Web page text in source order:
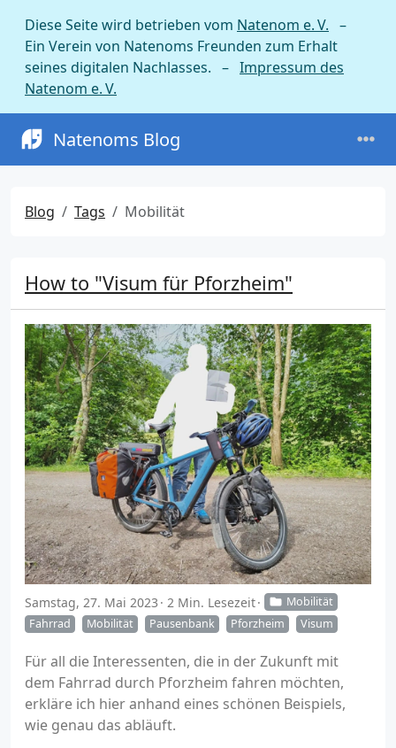
Diese Seite wird betrieben vom Natenom e. V. –
Ein Verein von Natenoms Freunden zum Erhalt
seines digitalen Nachlasses. – Impressum des
Natenom e. V.
Natenoms Blog
Blog Tags Mobilität
How to "Visum für Pforzheim"
Samstag, 27. Mai 2023 2 Min. Lesezeit
Mobilität
Fahrrad
Mobilität Pausenbank Pforzheim Visum
Für all die Interessenten, die in der Zukunft mit
dem Fahrrad durch Pforzheim fahren möchten,
erkläre ich hier anhand eines schönen Beispiels,
wie genau das abläuft.